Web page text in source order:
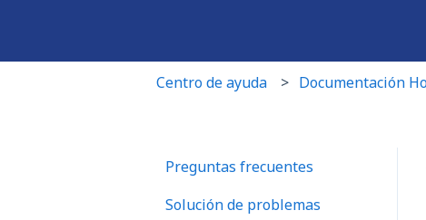
Centro de ayuda Documentación
Preguntas frecuentes
Solución de problemas